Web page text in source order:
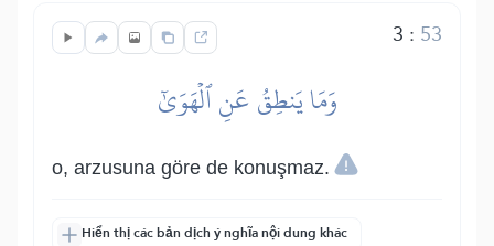
3 : 53
وَمَا يَنطِقُ عَنِ ٱلۡهَوَىٰٓ
o, arzusuna göre de konuşmaz.
Hiển thị các bản dịch ý nghĩa nội dung khác